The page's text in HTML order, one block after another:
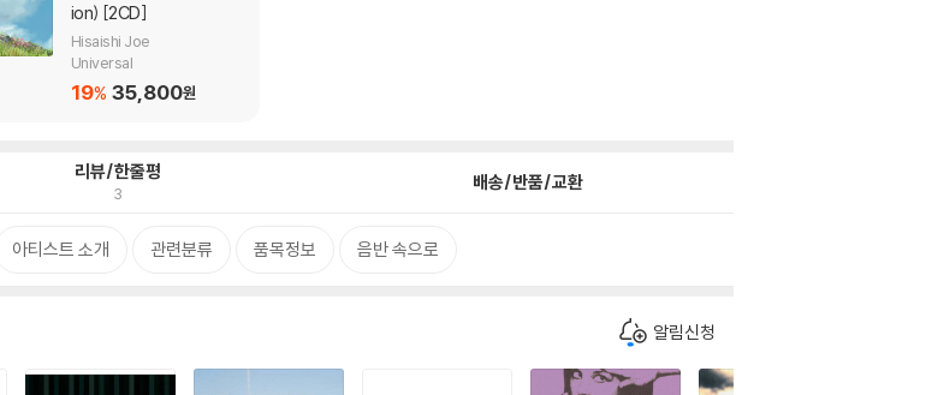
ion) [2CD]
Hisaishi Joe
Universal
19% 35,800원
리뷰/한줄평
3 배송/반품/교환
아티스트 소개 관련분류 품목정보 음반 속으로
알림신청